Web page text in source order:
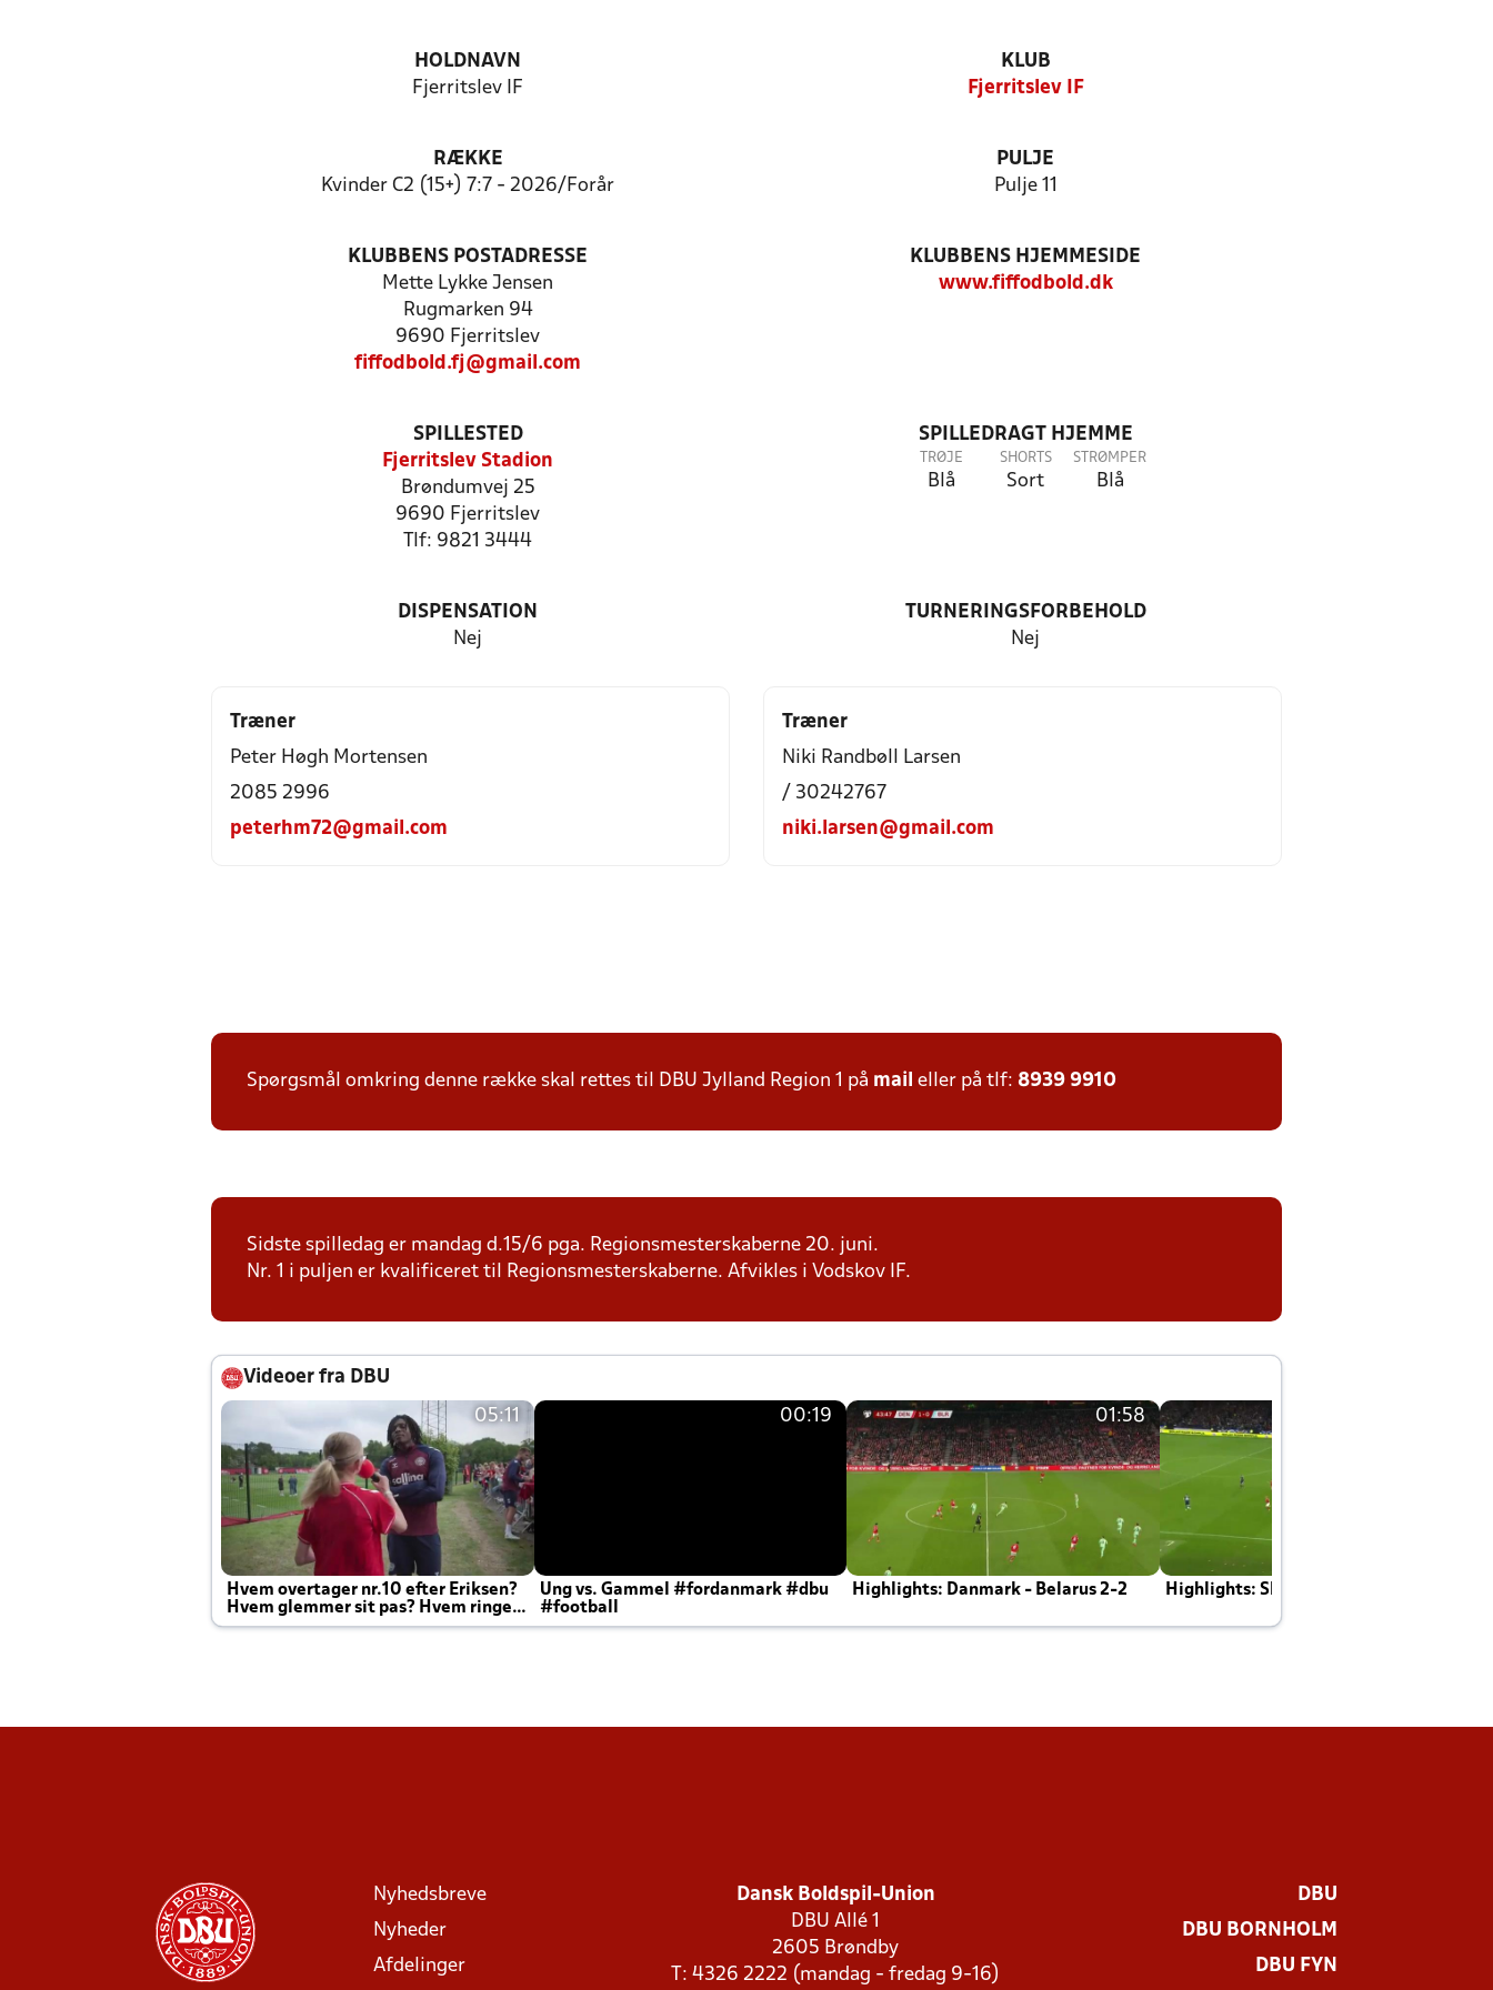
HOLDNAVN
Fjerritslev IF
KLUB
Fjerritslev IF
RÆKKE
Kvinder C2 (15+) 7:7 - 2026/Forår
PULJE
Pulje 11
KLUBBENS POSTADRESSE
Mette Lykke Jensen
Rugmarken 94
9690 Fjerritslev
fiffodbold.fj@gmail.com
KLUBBENS HJEMMESIDE
www.fiffodbold.dk
SPILLESTED
Fjerritslev Stadion
Brøndumvej 25
9690 Fjerritslev
Tlf: 9821 3444
SPILLEDRAGT HJEMME
TRØJE
Blå
SHORTS
Sort
STRØMPER
Blå
DISPENSATION
Nej
TURNERINGSFORBEHOLD
Nej
Træner
Peter Høgh Mortensen
2085 2996
peterhm72@gmail.com
Træner
Niki Randbøll Larsen
/ 30242767
niki.larsen@gmail.com
Spørgsmål omkring denne række skal rettes til DBU Jylland Region 1 på mail eller på tlf: 8939 9910
Sidste spilledag er mandag d.15/6 pga. Regionsmesterskaberne 20. juni.
Nr. 1 i puljen er kvalificeret til Regionsmesterskaberne. Afvikles i Vodskov IF.
Videoer fra DBU
05:11
Hvem overtager nr.10 efter Eriksen?
Hvem glemmer sit pas? Hvem ringer
Joachim altid til efter kampe?
00:19
Ung vs. Gammel #fordanmark #dbu
#football
01:58
Highlights: Danmark - Belarus 2-2 Highlights: Skotland - Danmark 4-2
Nyhedsbreve
Nyheder
Afdelinger
Dansk Boldspil-Union
DBU Allé 1
2605 Brøndby
T: 4326 2222 (mandag - fredag 9-16)
DBU
DBU BORNHOLM
DBU FYN